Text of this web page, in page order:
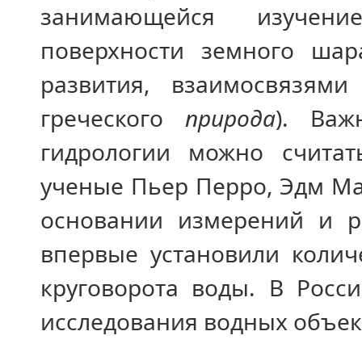
занимающейся
поверхности земного
развития,
греческогоприрода).
гидрологии можно
ученые Пьер Перро, Эдм
основании измерений и
впервые установили
круговорота воды. В
исследования водных